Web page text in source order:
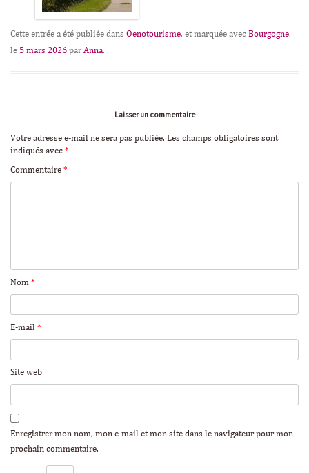
Cette entrée a été publiée dans Oenotourisme, et marquée avec Bourgogne,
le 5 mars 2026 par Anna.
Laisser un commentaire
Votre adresse e-mail ne sera pas publiée. Les champs obligatoires sont
indiqués avec *
Commentaire *
Nom *
E-mail *
Site web
Enregistrer mon nom, mon e-mail et mon site dans le navigateur pour mon
prochain commentaire.